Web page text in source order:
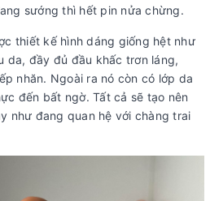
sướng thì hết pin nửa chừng.
thiết kế hình dáng giống hệt như
da, đầy đủ đầu khấc trơn láng,
nhăn. Ngoài ra nó còn có lớp da
đến bất ngờ. Tất cả sẽ tạo nên
như đang quan hệ với chàng trai